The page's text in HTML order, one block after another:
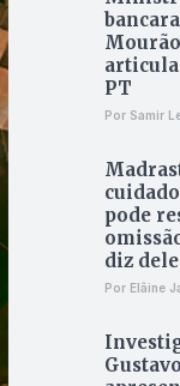
PT
Por Samir
pode
diz
Por Elâine